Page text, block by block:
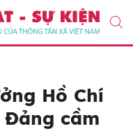
Hồ Chí
cầm